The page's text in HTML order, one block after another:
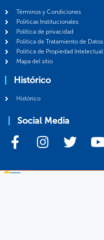
Términos y Condiciones
Politicas Institucionales
Política de privacidad
Política de Tratamiento de Datos
Política de Propiedad Intelectual
Mapa del sitio
Histórico
Histórico
Social Media